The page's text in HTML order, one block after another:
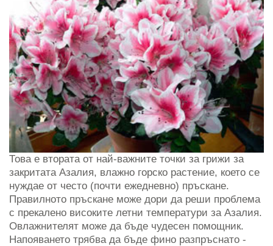
Това е втората от най-важните точки за грижи за
закритата Азалия, влажно горско растение, което се
нуждае от често (почти ежедневно) пръскане.
Правилното пръскане може дори да реши проблема
с прекалено високите летни температури за Азалия.
Овлажнителят може да бъде чудесен помощник.
Напояването трябва да бъде фино разпръснато -